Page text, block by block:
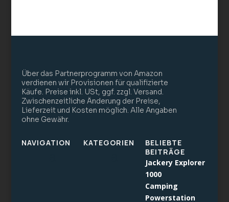
Über das Partnerprogramm von Amazon
verdienen wir Provisionen für qualifizierte
Käufe. Preise inkl. USt, ggf. zzgl. Versand.
Zwischenzeitliche Änderung der Preise,
Lieferzeit und Kosten möglich. Alle Angaben
ohne Gewähr.
NAVIGATION KATEGORIEN
BELIEBTE
BEITRÄGE
Jackery Explorer
1000
Camping
Powerstation